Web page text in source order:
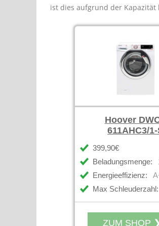
ist dies aufgrund der Kapazität
Hoover
611AHC3/
399,90€
Beladungsmenge:
Energieeffizienz:
Max Schleuderzahl: